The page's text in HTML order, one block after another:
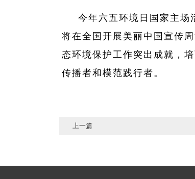
今年六五环境日国家主场
将在全国开展美丽中国宣传
态环境保护工作突出成就，
传播者和模范践行者。
上一篇